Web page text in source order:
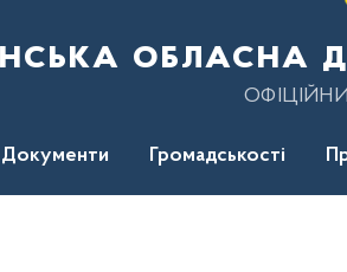
обласна
Документи Громадськості